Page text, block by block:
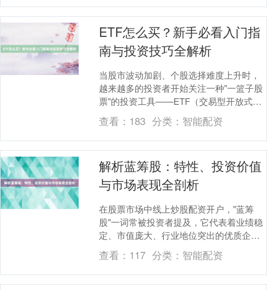
ETF怎么买？新手必看入门指
南与投资技巧全解析
当股市波动加剧、个股选择难度上升时，
越来越多的投资者开始关注一种"一篮子股
票"的投资工具——ETF（交易型开放式指
数基金）。它既像股票一样可以在交易所
实时交易，....
查看： 183 分类： 智能配资
解析蓝筹股：特性、投资价值
与市场表现全剖析
在股票市场中线上炒股配资开户，"蓝筹
股"一词常被投资者提及，它代表着业绩稳
定、市值庞大、行业地位突出的优质企
业。随着资本市场不断发展，蓝筹股因其
抗风险能力和长期....
查看： 117 分类： 智能配资